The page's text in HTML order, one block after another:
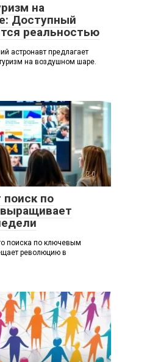
на
Доступный
реальностью
астронавт предлагает
на воздушном шаре.
0
поиск по
поиска по ключевым
революцию в